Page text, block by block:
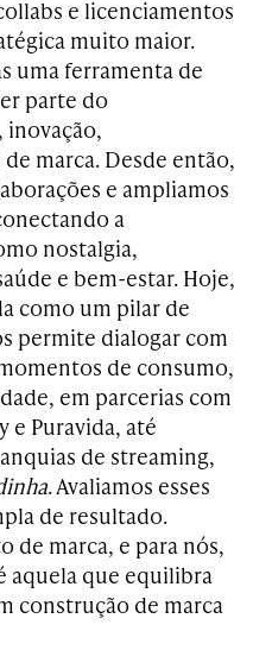
e licenciamentos
muito maior.
uma ferramenta de
parte do
marca. Desde então,
e ampliamos
a
nostalgia,
e bem-estar. Hoje,
como um pilar de
permite dialogar com
de consumo,
em parcerias com
e Puravida, até
de streaming,
. Avaliamos esses
de resultado.
de marca, e para nós,
aquela que equilibra
construção de marca